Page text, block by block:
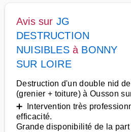
Avis sur JG
DESTRUCTION
NUISIBLESà BONNY
SUR LOIRE
Destruction d'un double nid
(grenier + toiture) à Ousson
➕ Intervention très
efficacité.
Grande disponibilité de la